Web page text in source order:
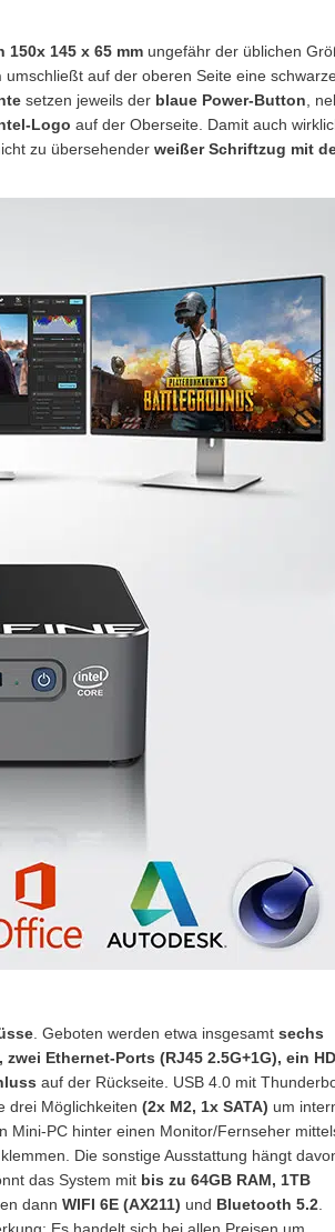
145 x 65 mm ungefähr der üblichen
umschließt auf der oberen Seite eine
setzen jeweils der blaue Power-Button,
Logo auf der Oberseite. Damit auch
zu übersehender weißer Schriftzug mit
. Geboten werden etwa insgesamt sechs
Ethernet-Ports (RJ45 2.5G+1G), ein
auf der Rückseite. USB 4.0 mit
drei Möglichkeiten (2x M2, 1x SATA) um
Mini-PC hinter einen Monitor/Fernseher
Die sonstige Ausstattung hängt
das System mit bis zu 64GB RAM, 1TB
dann WIFI 6E (AX211) und Bluetooth 5.2.